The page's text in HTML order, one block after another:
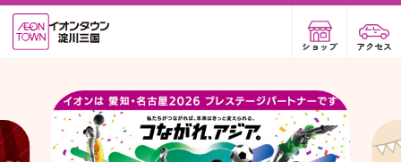
ショップ アクセス